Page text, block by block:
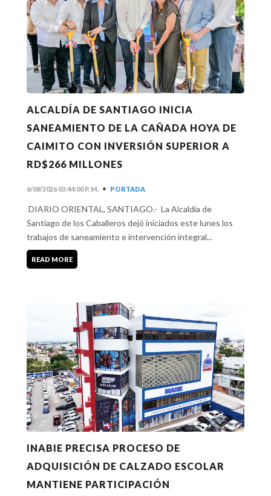
ALCALDÍA DE SANTIAGO INICIA
SANEAMIENTO DE LA CAÑADA HOYA DE
CAIMITO CON INVERSIÓN SUPERIOR A
RD$266 MILLONES
6/08/2026 03:44:00 P. M. • PORTADA
DIARIO ORIENTAL, SANTIAGO.- La Alcaldía de
Santiago de los Caballeros dejó iniciados este lunes los
trabajos de saneamiento e intervención integral...
READ MORE
INABIE PRECISA PROCESO DE
ADQUISICIÓN DE CALZADO ESCOLAR
MANTIENE PARTICIPACIÓN